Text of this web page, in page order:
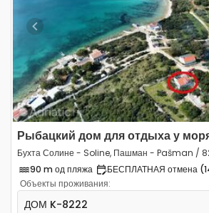
Previous
Рыбацкий дом для отдыха у
Бухта Солине - Soline, Пашман - Pašman /
90 m од пляжа
БЕСПЛАТНАЯ отмена
Объекты проживания:
Трёхкомнатный дом Бухта
ДОМ K-8222